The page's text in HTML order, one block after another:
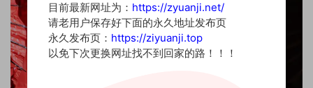
目前最新网址为： https://zyuanji.net/
请老用户保存好下面的永久地址发布页
永久发布页： https://ziyuanji.top
以免下次更换网址找不到回家的路！！！